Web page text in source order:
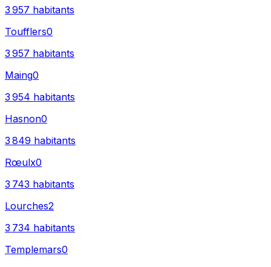
3 957 habitants
Toufflers0
3 957 habitants
Maing0
3 954 habitants
Hasnon0
3 849 habitants
Rœulx0
3 743 habitants
Lourches2
3 734 habitants
Templemars0